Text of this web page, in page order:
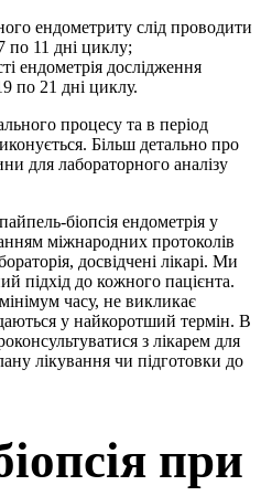
ендометриту слід проводити
по 11 дні циклу;
ендометрія дослідження
по 21 дні циклу.
процесу та в період
Більш детально про
для лабораторного аналізу
біопсія ендометрія у
міжнародних протоколів
досвідчені лікарі. Ми
підхід до кожного пацієнта.
часу, не викликає
у найкоротший термін. В
з лікарем для
лікування чи підготовки до
при